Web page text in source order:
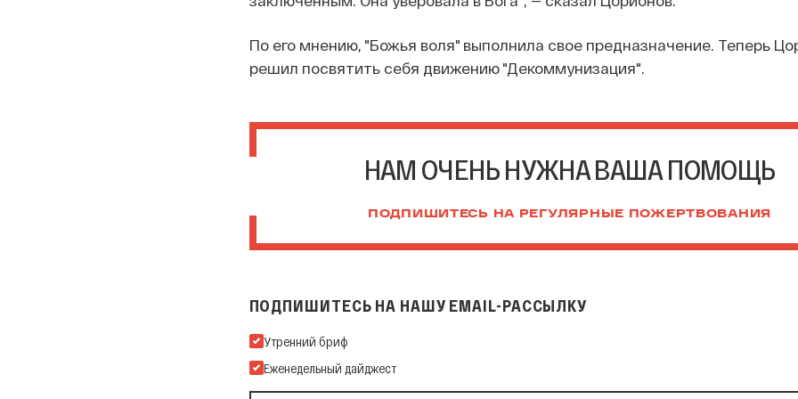
По его мнению, "Божья воля" выполнила свое предназначение. Теперь
решил посвятить себя движению "Декоммунизация".
НАМ ОЧЕНЬ НУЖНА ВАША ПОМОЩЬ
ПОДПИШИТЕСЬ НА РЕГУЛЯРНЫЕ ПОЖЕРТВОВАНИЯ
ПОДПИШИТЕСЬ НА НАШУ EMAIL-РАССЫЛКУ
Подпишитесь на нашу Email-рассылку
Утренний бриф
Еженедельный дайджест